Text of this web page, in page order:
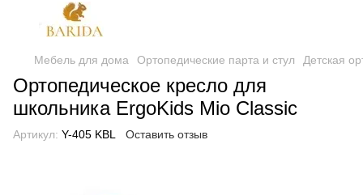
Мебель для дома Ортопедические парта и стул Детская
Ортопедическое кресло для
школьника ErgoKids Mio Classic
Артикул: Y-405 KBL Оставить отзыв